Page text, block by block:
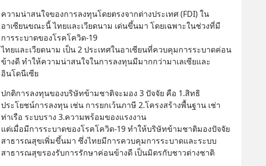
ความน่าสนใจของการลงทุนโดยตรงจากต่างประเทศ (FDI) ใน
อาเซียนขณะนี้ ไทยและเวียดนาม เด่นขึ้นมา โดยเฉพาะในช่วงที่มี
การระบาดของโรคโควิด-19
ไทยและเวียดนาม เป็น 2 ประเทศในอาเซียนที่ควบคุมการระบาดค่อน
ข้างดี ทำให้ความน่าสนใจในการลงทุนมีมากกว่ามาเลเซียและ
อินโดนีเซีย
ปกติการลงทุนของบริษัทข้ามชาติจะมอง 3 ปัจจัย คือ 1.สิทธิ
ประโยชน์การลงทุน เช่น การยกเว้นภาษี 2.โครงสร้างพื้นฐาน เช่า
ท่าเรือ ระบบราง 3.ความพร้อมของแรงงาน
แต่เมื่อมีการระบาดของโรคโควิด-19 ทำให้บริษัทข้ามชาติมองปัจจัย
สาธารณสุขเพิ่มขึ้นมา ซึ่งไทยมีการควบคุมการระบาดและระบบ
สาธารณสุขรองรับการรักษาค่อนข้างดี เป็นมิตรกับชาวต่างชาติ